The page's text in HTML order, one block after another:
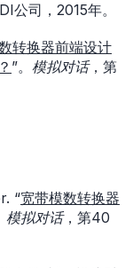
公司，2015年。
转换器前端设计
”。 模拟对话，第
“宽带模数转换器
模拟对话，第40